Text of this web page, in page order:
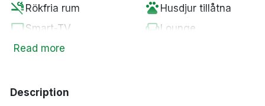
smoke_free Rökfria rum pets Husdjur tillåtna
tvSmart-TV chairLounge
fitness_centerGym
Read more
Description